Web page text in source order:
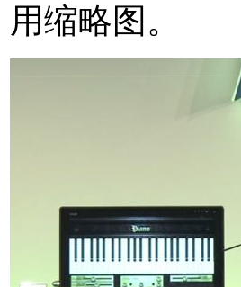
用缩略图。